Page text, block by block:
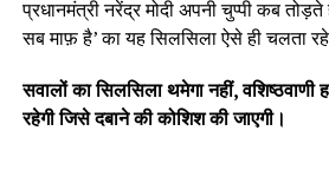
प्रधानमंत्री नरेंद्र मोदी अपनी चुप्पी कब
सब माफ़ है’ का यह सिलसिला ऐसे ही चलता
सवालों का सिलसिला थमेगा नहीं, वशिष्ठवाणी
रहेगी जिसे दबाने की कोशिश की जाएगी।